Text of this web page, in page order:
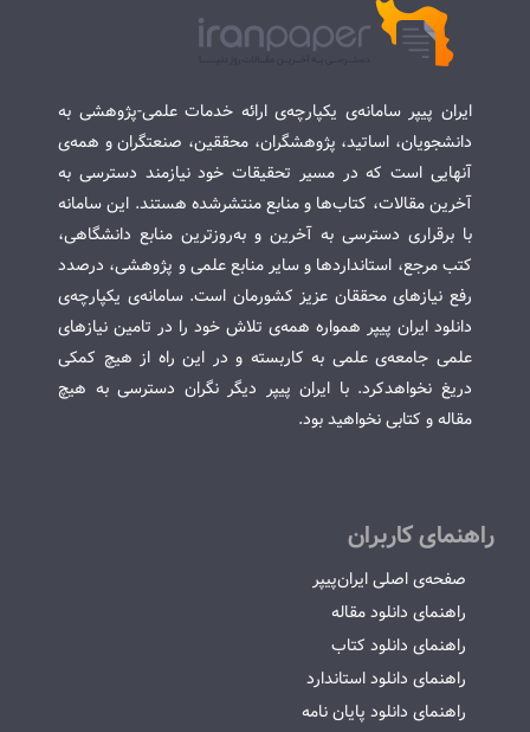
ایران پیپر سامانه‌ی یکپارچه‌ی ارائه خدمات علمی-پژوهشی به
دانشجویان، اساتید، پژوهشگران، محققین، صنعتگران و همه‌ی
آنهایی است که در مسیر تحقیقات خود نیازمند دسترسی به
آخرین مقالات، کتاب‌ها و منابع منتشرشده هستند. این سامانه
با برقراری دسترسی به آخرین و به‌روزترین منابع دانشگاهی،
کتب مرجع، استانداردها و سایر منابع علمی و پژوهشی، درصدد
رفع نیازهای محققان عزیز کشورمان است. سامانه‌ی یکپارچه‌ی
دانلود ایران پیپر همواره همه‌ی تلاش خود را در تامین نیازهای
علمی جامعه‌ی علمی به کاربسته و در این راه از هیچ کمکی
دریغ نخواهدکرد. با ایران پیپر دیگر نگران دسترسی به هیچ
مقاله و کتابی نخواهید بود.
راهنمای کاربران
صفحه‌ی اصلی ایران‌پیپر
راهنمای دانلود مقاله
راهنمای دانلود کتاب
راهنمای دانلود استاندارد
راهنمای دانلود پایان نامه